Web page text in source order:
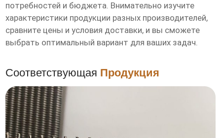
потребностей и бюджета. Внимательно изучите
характеристики продукции разных производителей,
сравните цены и условия доставки, и вы сможете
выбрать оптимальный вариант для ваших задач.
Соответствующая Продукция